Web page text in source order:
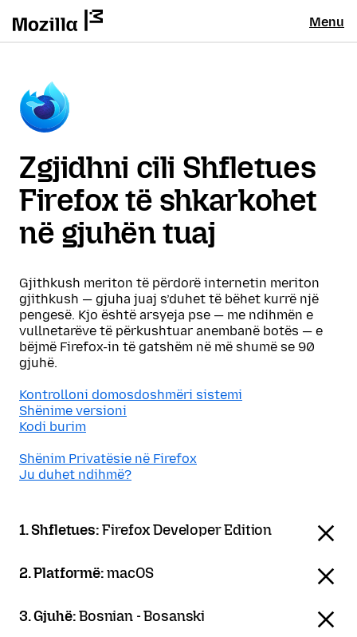
Menu
Zgjidhni cili Shfletues
Firefox të shkarkohet
në gjuhën tuaj
Gjithkush meriton të përdorë internetin meriton
gjithkush — gjuha juaj s’duhet të bëhet kurrë një
pengesë. Kjo është arsyeja pse — me ndihmën e
vullnetarëve të përkushtuar anembanë botës — e
bëjmë Firefox-in të gatshëm në më shumë se 90
gjuhë.
Kontrolloni domosdoshmëri sistemi
Shënime versioni
Kodi burim
Shënim Privatësie në Firefox
Ju duhet ndihmë?
1. Shfletues:Firefox Developer Edition
2. Platformë:macOS
3. Gjuhë:Bosnian - Bosanski